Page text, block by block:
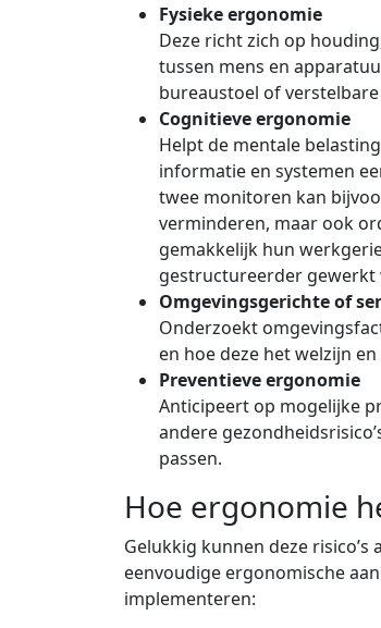
Fysieke ergonomie
Deze richt zich op
tussen mens en
bureaustoel of
Cognitieve ergonomie
Helpt de mentale
informatie en systemen
twee monitoren kan
verminderen, maar ook
gemakkelijk hun
gestructureerder gewerkt
Omgevingsgerichte of
Onderzoekt
en hoe deze het welzijn
Preventieve ergonomie
Anticipeert op mogelijke
andere
passen.
Hoe ergonomie
Gelukkig kunnen deze
eenvoudige ergonomische
implementeren: